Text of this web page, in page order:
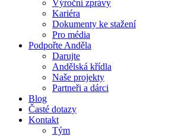
Výroční zprávy
Kariéra
Dokumenty ke stažení
Pro média
Podpořte Anděla
Darujte
Andělská křídla
Naše projekty
Partneři a dárci
Blog
Časté dotazy
Kontakt
Tým